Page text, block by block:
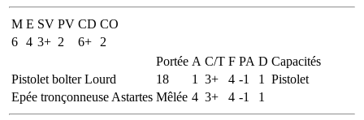
M E SV PV CD CO
6 4 3+ 2 6+
2
Portée A C/T F PA D Capacités
Pistolet bolter Lourd
18 1 3+ 4 -1 1
Pistolet
Epée tronçonneuse Astartes Mêlée 4 3+ 4 -1 1